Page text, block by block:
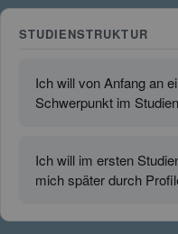
STUDIENSTRUKTUR
Ich will von Anfang an
Schwerpunkt im
Ich will im ersten
mich später durch